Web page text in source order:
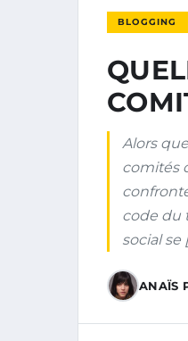
BLOGGING
Alors
comités
code du
social se
ANAÏS